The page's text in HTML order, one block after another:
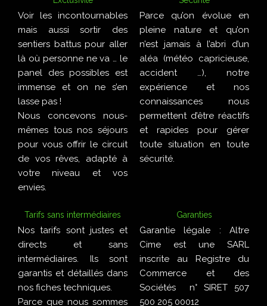
Voir les incontournables
mais aussi sortir des
sentiers battus pour aller
là où personne ne va … le
panel des possibles est
immense et on ne s’en
lasse pas !
Nous concevons nous-
mêmes tous nos séjours
pour vous offrir le circuit
de vos rêves, adapté à
votre niveau et vos
envies.
Parce qu’on évolue en
pleine nature et qu’on
n’est jamais à l’abri d’un
aléa (météo capricieuse,
accident …), notre
expérience et nos
connaissances nous
permettent d’être réactifs
et rapides pour gérer
toute situation en toute
sécurité.
Tarifs sans intermédiaires
Nos tarifs sont justes et
directs et sans
intermédiaires. Ils sont
garantis et détaillés dans
nos fiches techniques.
Parce que nous sommes
Garanties
Garantie légale : Altre
Cime est une SARL
inscrite au Registre du
Commerce et des
Sociétés n° SIRET 507
500 205 00012